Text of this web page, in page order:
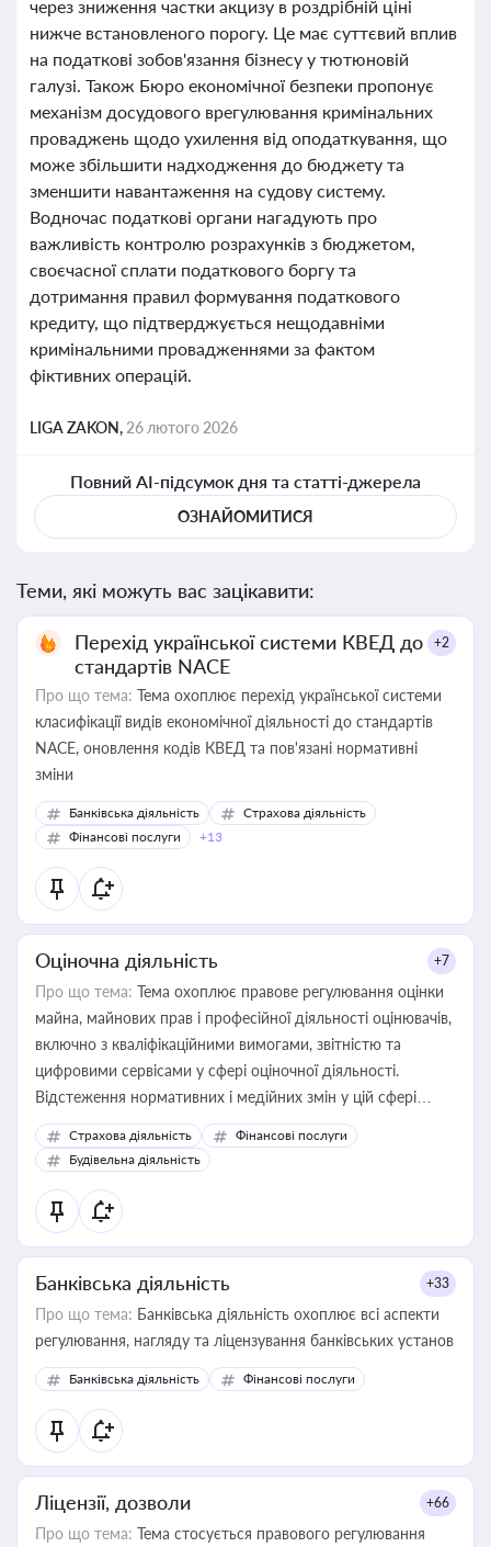
через зниження частки акцизу в роздрібній ціні
нижче встановленого порогу. Це має суттєвий вплив
на податкові зобов'язання бізнесу у тютюновій
галузі. Також Бюро економічної безпеки пропонує
механізм досудового врегулювання кримінальних
проваджень щодо ухилення від оподаткування, що
може збільшити надходження до бюджету та
зменшити навантаження на судову систему.
Водночас податкові органи нагадують про
важливість контролю розрахунків з бюджетом,
своєчасної сплати податкового боргу та
дотримання правил формування податкового
кредиту, що підтверджується нещодавніми
кримінальними провадженнями за фактом
фіктивних операцій.
LIGA ZAKON, 26 лютого 2026
Повний AI-підсумок дня та статті-джерела
ОЗНАЙОМИТИСЯ
Теми, які можуть вас зацікавити:
Перехід української системи КВЕД до
стандартів NACE
+2
Про що тема: Тема охоплює перехід української системи
класифікації видів економічної діяльності до стандартів
NACE, оновлення кодів КВЕД та пов'язані нормативні
зміни
Банківська діяльність
Страхова діяльність
Фінансові послуги
+13
Оціночна діяльність +7
Про що тема: Тема охоплює правове регулювання оцінки
майна, майнових прав і професійної діяльності оцінювачів,
включно з кваліфікаційними вимогами, звітністю та
цифровими сервісами у сфері оціночної діяльності.
Відстеження нормативних і медійних змін у цій сфері
корисне для власника бізнесу, керівника, юриста або
бухгалтера під час оподаткування, приватизації, оренди
державного майна, корпоративних угод і перевірки
статусу суб'єктів оціночної діяльності
Страхова діяльність
Фінансові послуги
Будівельна діяльність
Банківська діяльність +33
Про що тема: Банківська діяльність охоплює всі аспекти
регулювання, нагляду та ліцензування банківських установ
Банківська діяльність Фінансові послуги
Ліцензії, дозволи +66
Про що тема: Тема стосується правового регулювання